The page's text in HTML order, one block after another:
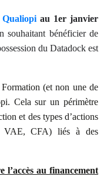
au 1er janvier
souhaitant bénéficier de
du Datadock est
(et non une de
Cela sur un périmètre
et des types d’actions
VAE, CFA) liés à des
l’accès au financement